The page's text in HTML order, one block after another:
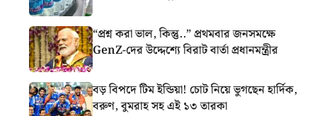
“প্রশ্ন করা ভাল, কিন্তু..” প্রথমবার জনসমক্ষে
GenZ-দের উদ্দেশ্যে বিরাট বার্তা প্রধানমন্ত্রীর
বড় বিপদে টিম ইন্ডিয়া! চোট নিয়ে ভুগছেন হার্দিক,
বরুণ, বুমরাহ সহ এই ১৩ তারকা